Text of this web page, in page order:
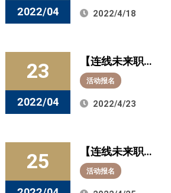
业入行“密钥”！
2022/04
列活动】“跑步”
月19日换种方
式“聊”耐克供应
链！
2022/4/18
23
2022/04
【连线未来职
场 企业直播系
列活动】4月26
舱”，感受科技
创造的无限愉
悦！
活动报名
2022/4/23
25
【连线未来职
场 企业直播系
列活动】4月26
活动报名